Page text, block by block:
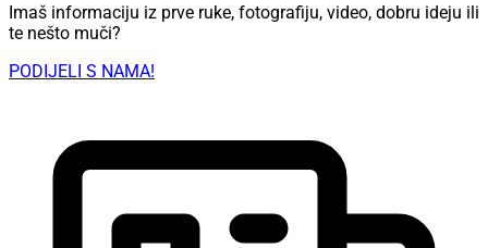
Imaš informaciju iz prve ruke, fotografiju, video, dobru ideju ili
te nešto muči?
PODIJELI S NAMA!